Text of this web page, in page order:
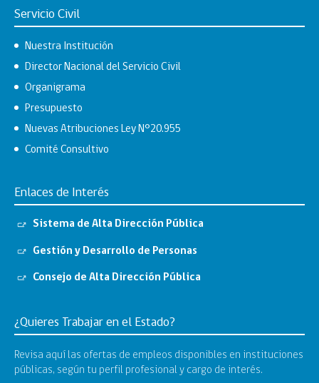
Servicio Civil
Nuestra Institución
Director Nacional del Servicio Civil
Organigrama
Presupuesto
Nuevas Atribuciones Ley N°20.955
Comité Consultivo
Enlaces de Interés
Sistema de Alta Dirección Pública
Gestión y Desarrollo de Personas
Consejo de Alta Dirección Pública
¿Quieres Trabajar en el Estado?
Revisa aquí las ofertas de empleos disponibles en instituciones
públicas, según tu perfil profesional y cargo de interés.